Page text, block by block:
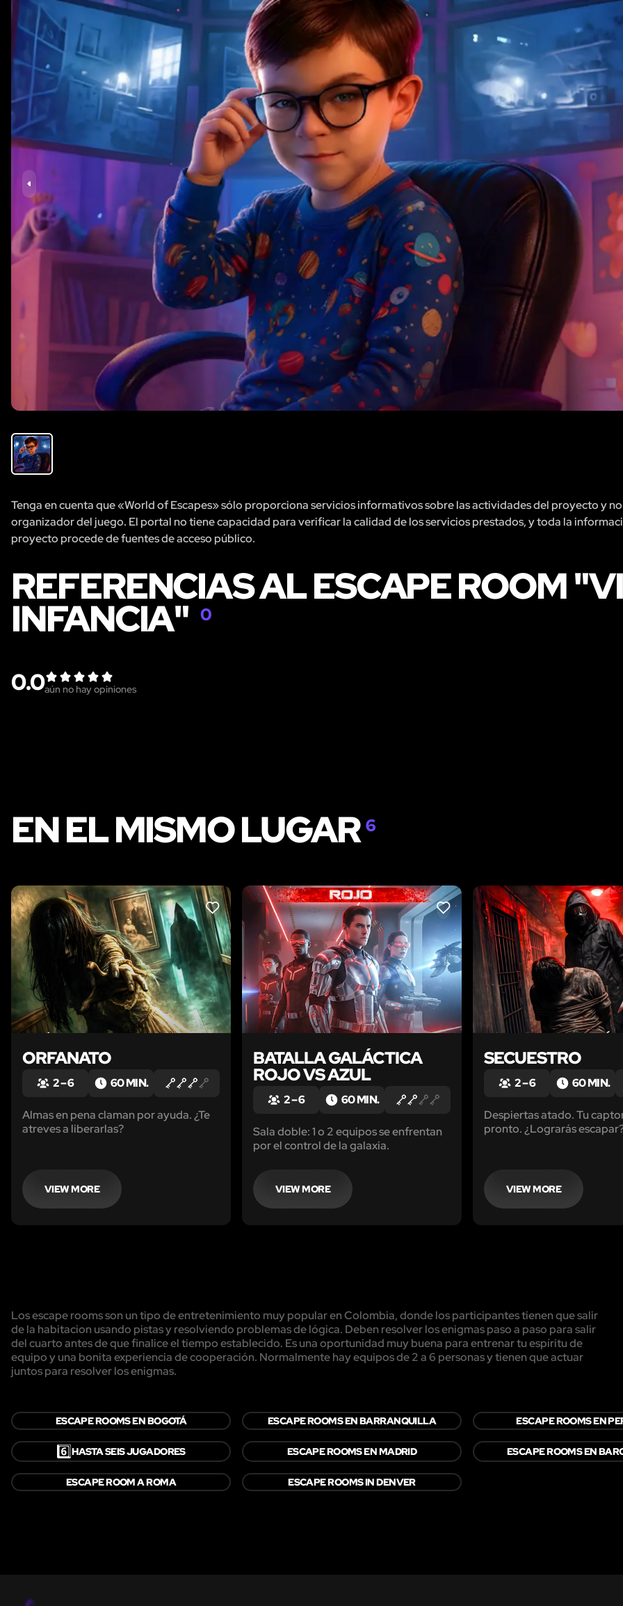
Tenga en cuenta que «World of Escapes» sólo proporciona servicios informativos sobre las actividades del proyecto y no
organizador del juego. El portal no tiene capacidad para verificar la calidad de los servicios prestados, y toda la
proyecto procede de fuentes de acceso público.
REFERENCIAS AL ESCAPE ROOM
INFANCIA"0
0.0aún no hay opiniones
EN EL MISMO LUGAR6
LIKE
ORFANATO
2 – 6 60 MIN.
Almas en pena claman por ayuda. ¿Te
atreves a liberarlas?
VIEW MORE
LIKE
BATALLA GALÁCTICA
ROJO VS AZUL
2 – 6 60 MIN.
Sala doble: 1 o 2 equipos se enfrentan
por el control de la galaxia.
VIEW MORE
SECUESTRO
2 – 6 60 MIN.
Despiertas atado. Tu
pronto. ¿Lograrás
VIEW MORE
Los escape rooms son un tipo de entretenimiento muy popular en Colombia, donde los participantes tienen que salir
de la habitacion usando pistas y resolviendo problemas de lógica. Deben resolver los enigmas paso a paso para salir
del cuarto antes de que finalice el tiempo establecido. Es una oportunidad muy buena para entrenar tu espíritu de
equipo y una bonita experiencia de cooperación. Normalmente hay equipos de 2 a 6 personas y tienen que actuar
juntos para resolver los enigmas.
ESCAPE ROOMS EN BOGOTÁ ESCAPE ROOMS EN BARRANQUILLA ESCAPE ROOMS EN
6️⃣HASTA SEIS JUGADORES ESCAPE ROOMS EN MADRID ESCAPE ROOMS EN
ESCAPE ROOM A ROMA ESCAPE ROOMS IN DENVER